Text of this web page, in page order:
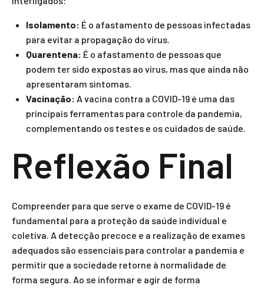
Isolamento: É o afastamento de pessoas infectadas
para evitar a propagação do vírus.
Quarentena: É o afastamento de pessoas que
podem ter sido expostas ao vírus, mas que ainda não
apresentaram sintomas.
Vacinação: A vacina contra a COVID-19 é uma das
principais ferramentas para controle da pandemia,
complementando os testes e os cuidados de saúde.
Reflexão Final
Compreender para que serve o exame de COVID-19 é
fundamental para a proteção da saúde individual e
coletiva. A detecção precoce e a realização de exames
adequados são essenciais para controlar a pandemia e
permitir que a sociedade retorne à normalidade de
forma segura. Ao se informar e agir de forma